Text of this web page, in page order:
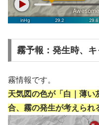
霧予報：発生時、
霧情報です。
天気図の色が「白｜薄い
合、霧の発生が考えられ